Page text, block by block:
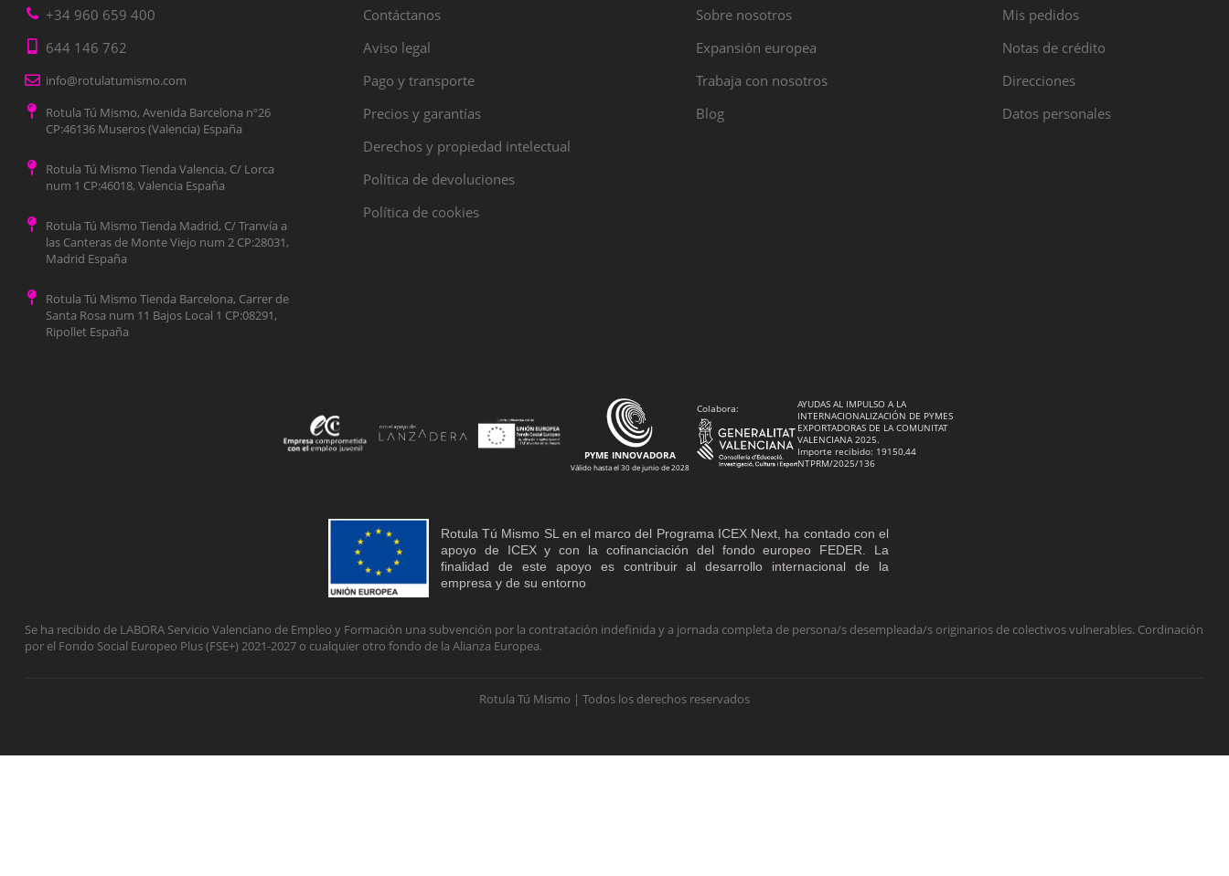
+34 960 659 400
644 146 762
info@rotulatumismo.com
Rotula Tú Mismo, Avenida Barcelona nº26
CP:46136 Museros (Valencia) España
Rotula Tú Mismo Tienda Valencia, C/ Lorca
num 1 CP:46018, Valencia España
Rotula Tú Mismo Tienda Madrid, C/ Tranvía a
las Canteras de Monte Viejo num 2 CP:28031,
Madrid España
Rotula Tú Mismo Tienda Barcelona, Carrer de
Santa Rosa num 11 Bajos Local 1 CP:08291,
Ripollet España
Contáctanos
Aviso legal
Pago y transporte
Precios y garantías
Derechos y propiedad intelectual
Política de devoluciones
Política de cookies
Sobre nosotros
Expansión europea
Trabaja con nosotros
Blog
Mis pedidos
Notas de crédito
Direcciones
Datos personales
PYME INNOVADORA
Válido hasta el 30 de junio de 2028
Colabora:
AYUDAS AL IMPULSO A LA
INTERNACIONALIZACIÓN DE PYMES
EXPORTADORAS DE LA COMUNITAT
VALENCIANA 2025.
Importe recibido: 19150,44
NTPRM/2025/136
Rotula Tú Mismo SL en el marco del Programa ICEX Next, ha contado con el
apoyo de ICEX y con la cofinanciación del fondo europeo FEDER. La
finalidad de este apoyo es contribuir al desarrollo internacional de la
empresa y de su entorno
Se ha recibido de LABORA Servicio Valenciano de Empleo y Formación una subvención por la contratación indefinida y a jornada completa de persona/s desempleada/s originarios de colectivos vulnerables. Cordinación
por el Fondo Social Europeo Plus (FSE+) 2021-2027 o cualquier otro fondo de la Alianza Europea.
Rotula Tú Mismo | Todos los derechos reservados